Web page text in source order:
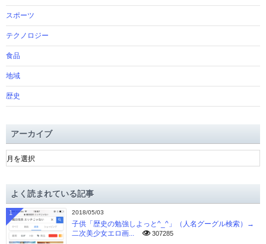
スポーツ
テクノロジー
食品
地域
歴史
アーカイブ
ア
ー
ブよく読まれている記事
2018/05/03
子供「歴史の勉強しよっと^_^」（人名グーグル検索）→
二次美少女エロ画...
307285
1